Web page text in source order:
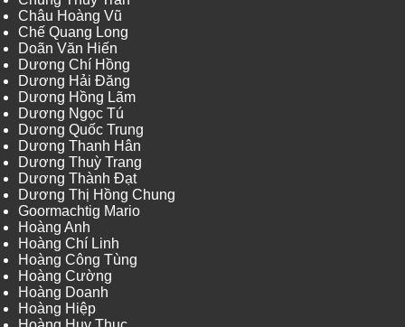
Châu Hoàng Vũ
Chế Quang Long
Doãn Văn Hiến
Dương Chí Hồng
Dương Hải Đăng
Dương Hồng Lãm
Dương Ngọc Tú
Dương Quốc Trung
Dương Thanh Hân
Dương Thuỳ Trang
Dương Thành Đạt
Dương Thị Hồng Chung
Goormachtig Mario
Hoàng Anh
Hoàng Chí Linh
Hoàng Công Tùng
Hoàng Cường
Hoàng Doanh
Hoàng Hiệp